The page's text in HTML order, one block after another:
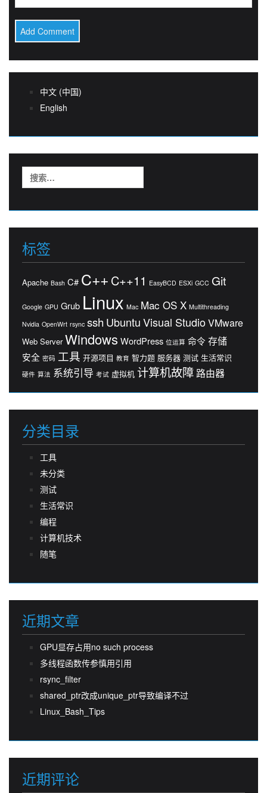
中文 (中国)
English
索：
标签
Apache Bash C# C++ C++11 EasyBCD ESXi GCC Git
Google GPU Grub Linux Mac Mac OS X Multithreading
Nvidia OpenWrt rsync ssh UbuntuVisual StudioVMware
Web Server Windows WordPress 位运算 命令 存储
安全 密码 工具 开源项目 教育 智力题 服务器 测试 生活常识
硬件 算法 系统引导 考试 虚拟机 计算机故障 路由器
分类目录
工具
未分类
测试
生活常识
编程
计算机技术
随笔
近期文章
GPU显存占用no such process
多线程函数传参慎用引用
rsync_filter
shared_ptr改成unique_ptr导致编译不过
Linux_Bash_Tips
近期评论